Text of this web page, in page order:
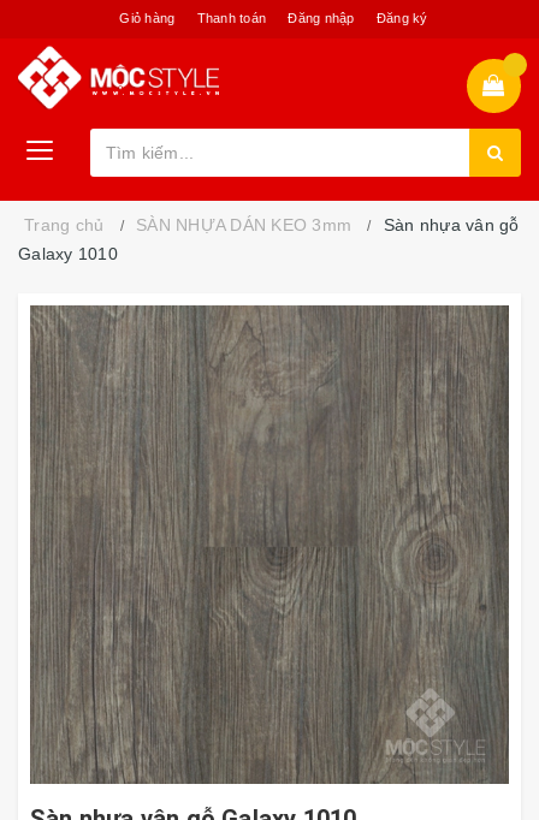
Giỏ hàng Thanh toán Đăng nhập Đăng ký
Trang chủ SÀN NHỰA DÁN KEO 3mm
Sàn nhựa vân gỗ
Galaxy 1010